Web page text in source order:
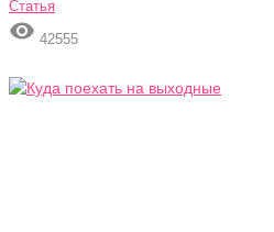
Статья
 42555